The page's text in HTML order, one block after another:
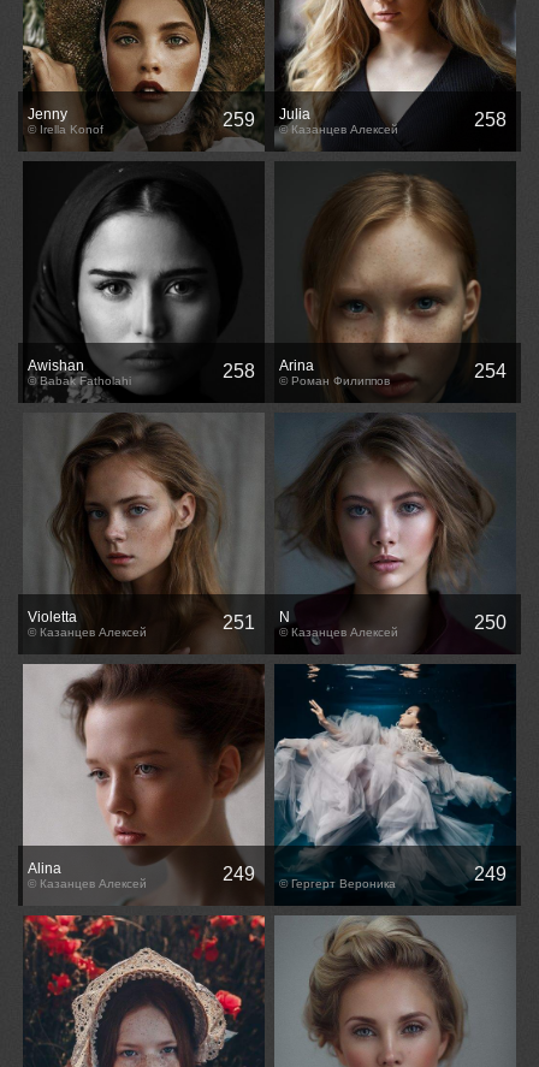
Jenny
© Irella Konof 259 Julia
© Казанцев Алексей 258
Awishan
© Babak Fatholahi 258 Arina
© Роман Филиппов 254
Violetta
© Казанцев Алексей 251 N
© Казанцев Алексей 250
Alina
© Казанцев Алексей 249 © Гергерт Вероника 249